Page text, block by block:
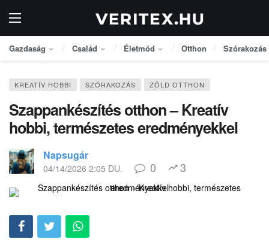
Gazdaság Család Életmód Otthon Szórakozás
KREATÍV HOBBI SZÓRAKOZÁS ZÖLD OTTHON
Szappankészítés otthon – Kreatív
hobbi, természetes eredményekkel
Napsugár
04/14/2026 2:05 DU. 0 3